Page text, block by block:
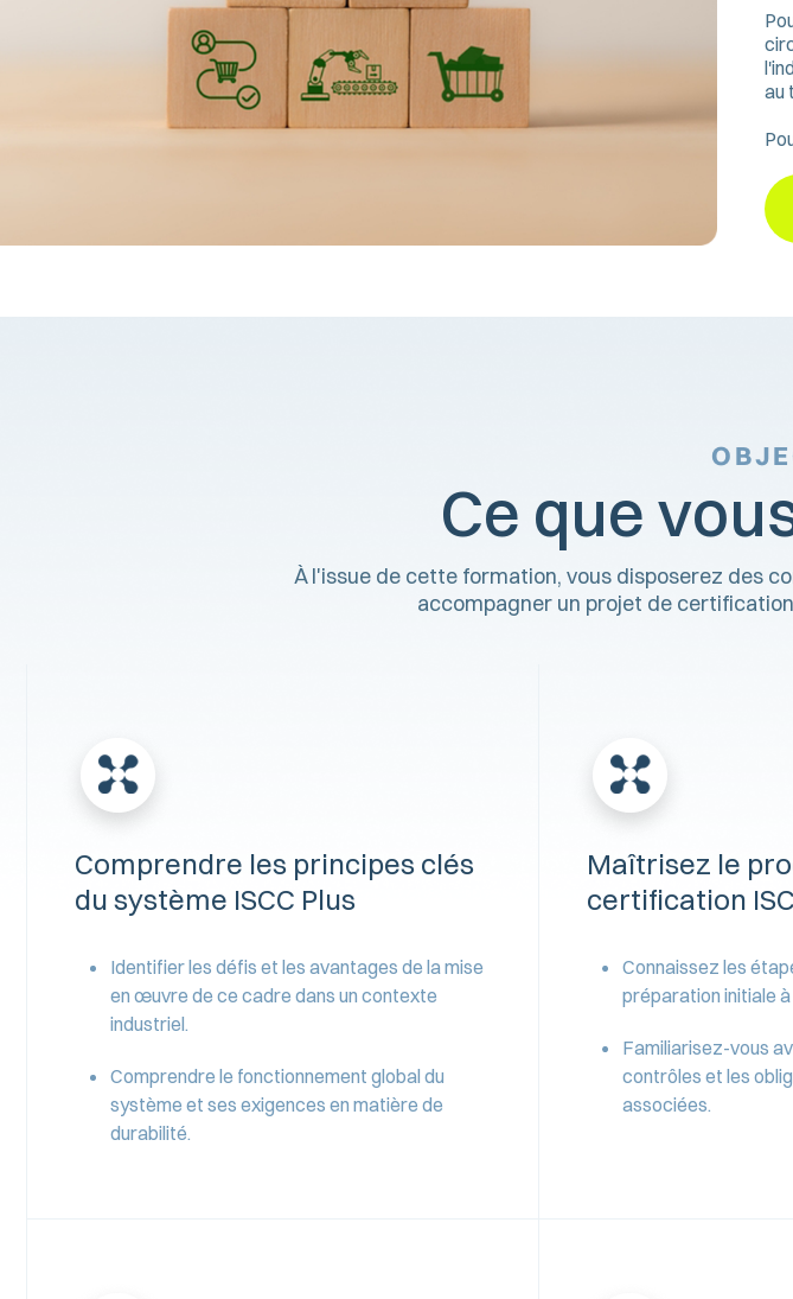
au
Ce que
À l'issue de cette formation, vous disposerez des
accompagner un projet de
Comprendre les principes clés
du système ISCC Plus
Identifier les défis et les avantages de la mise
en œuvre de ce cadre dans un contexte
industriel.
Comprendre le fonctionnement global du
système et ses exigences en matière de
durabilité.
Maîtrisez le
certification
Connaissez les
préparation initiale
Familiarisez-vous
contrôles et les
associées.